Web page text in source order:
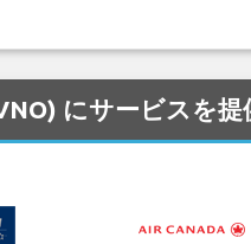
にサービスを